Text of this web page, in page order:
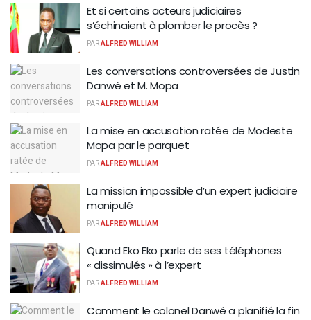
Et si certains acteurs judiciaires
s’échinaient à plomber le procès ?
PARALFRED WILLIAM
Les conversations controversées de Justin
Danwé et M. Mopa
PARALFRED WILLIAM
La mise en accusation ratée de Modeste
Mopa par le parquet
PARALFRED WILLIAM
La mission impossible d’un expert judiciaire
manipulé
PARALFRED WILLIAM
Quand Eko Eko parle de ses téléphones
« dissimulés » à l’expert
PARALFRED WILLIAM
Comment le colonel Danwé a planifié la fin